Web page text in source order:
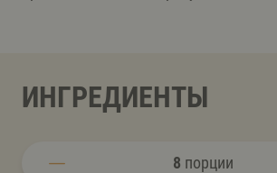
ИНГРЕДИЕНТЫ
8 порции